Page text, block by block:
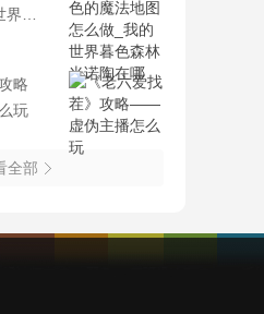
暮
略
玩
全部